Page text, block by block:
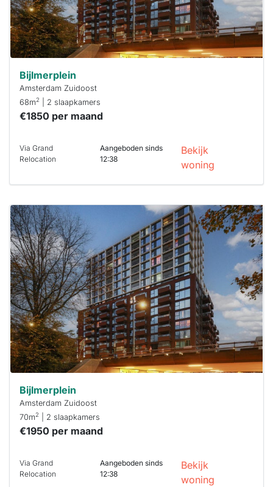
Bijlmerplein
Amsterdam Zuidoost
68m2 | 2 slaapkamers
€1850 per maand
Via Grand
Relocation
Aangeboden sinds
12:38
Bekijk
woning
Deze woning
is
waarschijnlijk
al verhuurd
Om kans te
maken moet je
binnen 15
minuten
reageren.
Stekkies helpt
je hierbij!
Bijlmerplein
Amsterdam Zuidoost
70m2 | 2 slaapkamers
€1950 per maand
Via Grand
Relocation
Aangeboden sinds
12:38
Bekijk
woning